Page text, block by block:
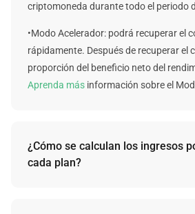
criptomoneda durante todo el periodo
•Modo Acelerador: podrá recuperar el
rápidamente. Después de recuperar el
proporción del beneficio neto del
Aprenda más información sobre el
¿Cómo se calculan los ingresos
cada plan?